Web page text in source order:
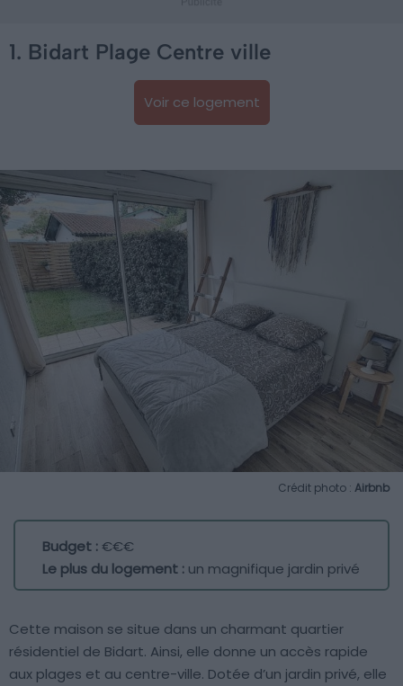
1. Bidart Plage Centre ville
Voir ce logement
Crédit photo : Airbnb
Budget :€€€
Le plus du logement : un magnifique jardin privé
Cette maison se situe dans un charmant quartier
résidentiel de Bidart. Ainsi, elle donne un accès rapide
aux plages et au centre-ville. Dotée d’un jardin privé, elle